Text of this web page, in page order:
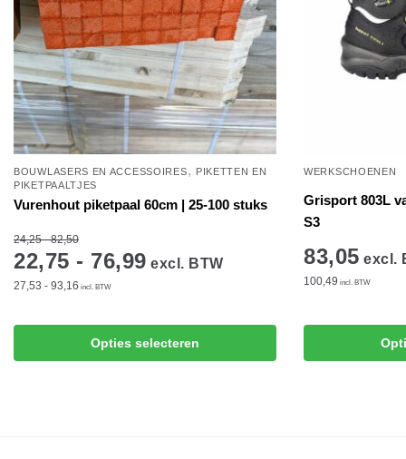
BOUWLASERS EN ACCESSOIRES,
PIKETTEN EN
PIKETPAALTJES
Vurenhout piketpaal 60cm | 25-100 stuks
24,25 - 82,50
22,75 - 76,99 excl. BTW
27,53 - 93,16 incl. BTW
Opties selecteren
product
WERKSCHOENEN
Grisport 803L
S3
83,05 excl.
100,49 incl. BTW
Dit